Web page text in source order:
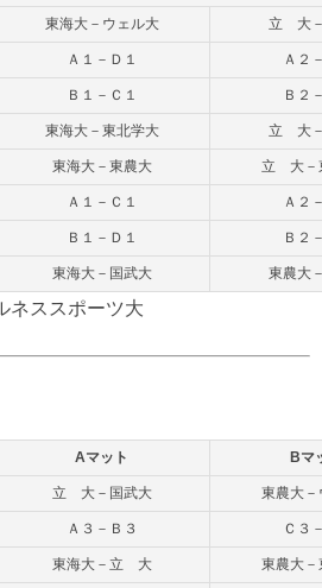
東海大－ウェル大 立 大
Ａ１－Ｄ１ Ａ２
Ｂ１－Ｃ１ Ｂ２
東海大－東北学大 立 大
東海大－東農大 立 大－
Ａ１－Ｃ１ Ａ２
Ｂ１－Ｄ１ Ｂ２
東海大－国武大 東農大
ネススポーツ大
Aマット Bマ
立 大－国武大 東農大－
Ａ３－Ｂ３ Ｃ３
東海大－立 大 東農大－